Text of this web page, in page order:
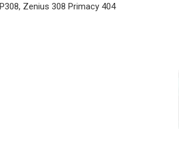
Zenius 308 Primacy 404